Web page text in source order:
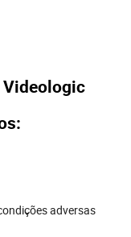
adversas